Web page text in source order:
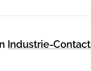
Industrie-Contact